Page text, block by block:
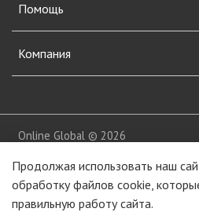
Помощь
Компания
Online Global © 2026
Продолжая использовать наш
обработку файлов cookie,
правильную работу сайта.